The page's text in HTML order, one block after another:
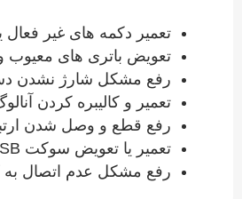
تعمیر دکمه‌ های غیر فعال
تعویض باتری‌ های معیوب
رفع مشکل شارژ نشدن
تعمیر و کالیبره کردن
رفع قطع و وصل شدن
تعمیر یا تعویض سوکت USB دسته
رفع مشکل عدم اتصال